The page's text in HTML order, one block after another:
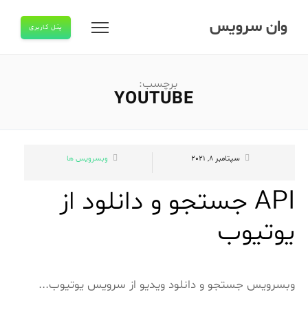
وان سرویس پنل کاربری
برچسب:
YOUTUBE
سپتامبر 8, 2021 وبسرویس ها
API جستجو و دانلود از
یوتیوب
وبسرویس جستجو و دانلود ویدیو از سرویس یوتیوب...